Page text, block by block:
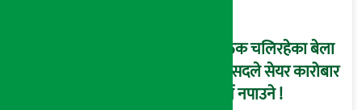
बैठक चलिरहेका बेला
सांसदले सेयर कारोबार
गर्न नपाउने !